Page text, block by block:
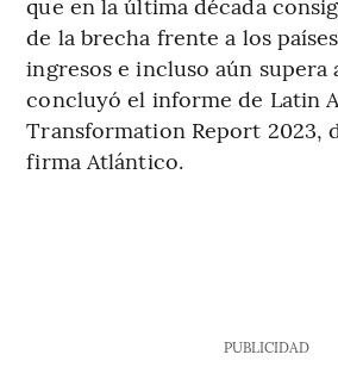
de la brecha frente a los
ingresos e incluso aún supera
concluyó el informe de Latin
Transformation Report 2023,
firma Atlántico.
PUBLICIDAD